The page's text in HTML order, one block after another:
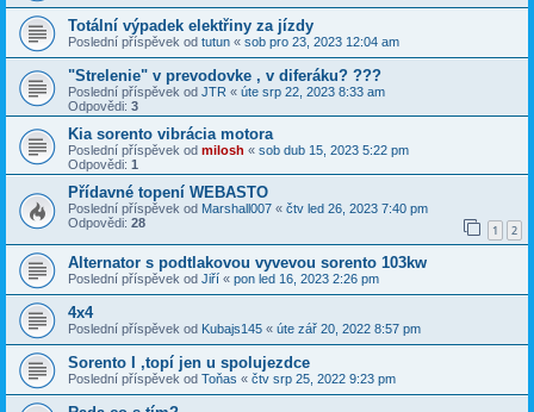
Totální výpadek elektřiny za jízdy
Poslední příspěvek od tutun « sob pro 23, 2023 12:04 am
"Strelenie" v prevodovke , v diferáku? ???
Poslední příspěvek od JTR « úte srp 22, 2023 8:33 am
Odpovědi: 3
Kia sorento vibrácia motora
Poslední příspěvek od milosh « sob dub 15, 2023 5:22 pm
Odpovědi: 1
Přídavné topení WEBASTO
Poslední příspěvek od Marshall007 « čtv led 26, 2023 7:40 pm
Odpovědi: 28 1 2
Alternator s podtlakovou vyvevou sorento 103kw
Poslední příspěvek od Jiří « pon led 16, 2023 2:26 pm
4x4
Poslední příspěvek od Kubajs145 « úte zář 20, 2022 8:57 pm
Sorento I ,topí jen u spolujezdce
Poslední příspěvek od Toňas « čtv srp 25, 2022 9:23 pm